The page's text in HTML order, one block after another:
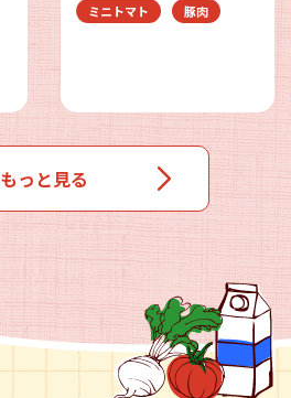
ミニトマト
豚肉
もっと見る